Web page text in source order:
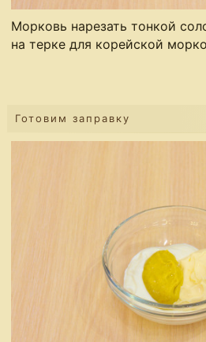
Морковь нарезать тонкой
на терке для корейской
Готовим заправку